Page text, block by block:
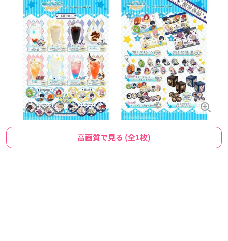
高画質で見る (全1枚)